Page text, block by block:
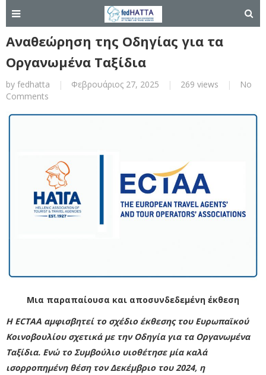
Αναθεώρηση της Οδηγίας για τα
Οργανωμένα Ταξίδια
by fedhatta | Φεβρουάριος 27, 2025 | 269 views |
No
Comments
Μια παραπαίουσα και αποσυνδεδεμένη έκθεση
Η ECTAA αμφισβητεί το σχέδιο έκθεσης του Ευρωπαϊκού
Κοινοβουλίου σχετικά με την Oδηγία για τα Οργανωμένα
Ταξίδια. Ενώ το Συμβούλιο υιοθέτησε μία καλά
ισορροπημένη θέση τον Δεκέμβριο του 2024, η